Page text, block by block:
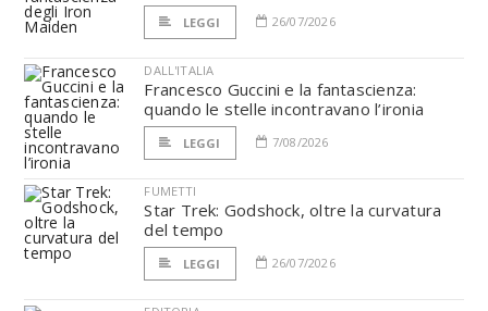
LEGGI 26/07/2026
DALL'ITALIA
Francesco Guccini e la fantascienza:
quando le stelle incontravano l’ironia
LEGGI 7/08/2026
FUMETTI
Star Trek: Godshock, oltre la curvatura
del tempo
LEGGI 26/07/2026